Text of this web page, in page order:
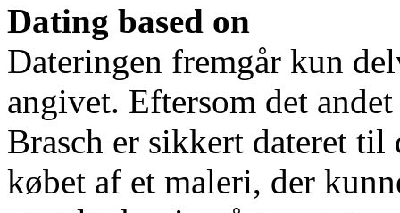
Dating based on
Dateringen fremgår kun
angivet. Eftersom det
Brasch er sikkert dateret til
købet af et maleri, der